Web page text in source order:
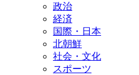
政治
経済
国際・日本
北朝鮮
社会・文化
スポーツ